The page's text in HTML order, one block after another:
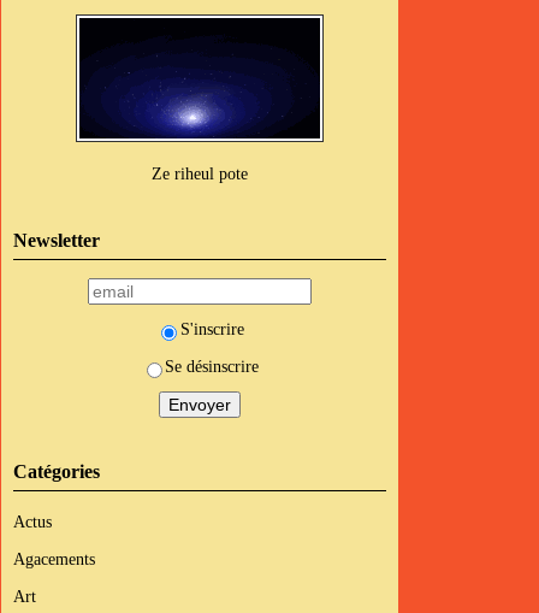
Ze riheul pote
Newsletter
S'inscrire
Se désinscrire
Catégories
Actus
Agacements
Art